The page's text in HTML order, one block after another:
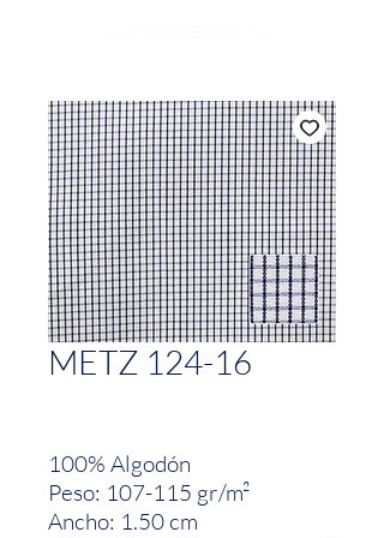
METZ 124-16
100% Algodón
Peso: 107-115 gr/m²
Ancho: 1.50 cm